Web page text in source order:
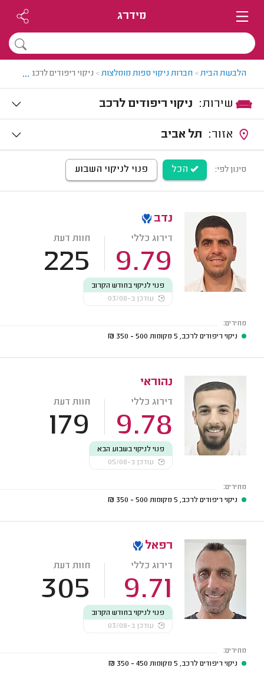
מידרג
הלבשת הבית> חברות ניקוי ספות מומלצות> ניקוי ריפודים לרכב ...
ניקוי ריפודים לרכב
תל אביב
סינון לפי: הכל פנוי לניקוי השבוע
נדב
דירוג כללי
9.79
חוות דעת
225
פנוי לניקוי בחודש הקרוב
עודכן ב-03/08
מחירים:
ניקוי ריפודים לרכב, 5 מקומות
500 - 350
₪
נהוראי
דירוג כללי
9.78
חוות דעת
179
פנוי לניקוי בשבוע הבא
עודכן ב-05/08
מחירים:
ניקוי ריפודים לרכב, 5 מקומות
500 - 350
₪
רפאל
דירוג כללי
9.71
חוות דעת
305
פנוי לניקוי בחודש הקרוב
עודכן ב-03/08
מחירים:
ניקוי ריפודים לרכב, 5 מקומות
450 - 350
₪